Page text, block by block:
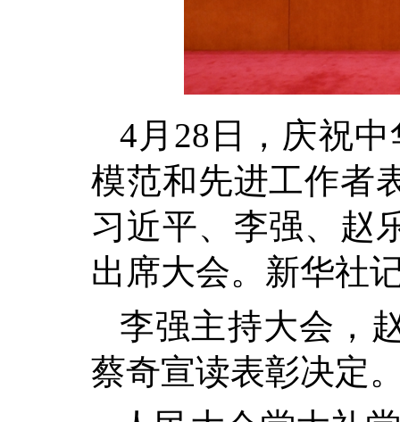
4月28日，庆祝
模范和先进工作者
习近平、李强、赵
出席大会。新华社
李强主持大会，
蔡奇宣读表彰决定